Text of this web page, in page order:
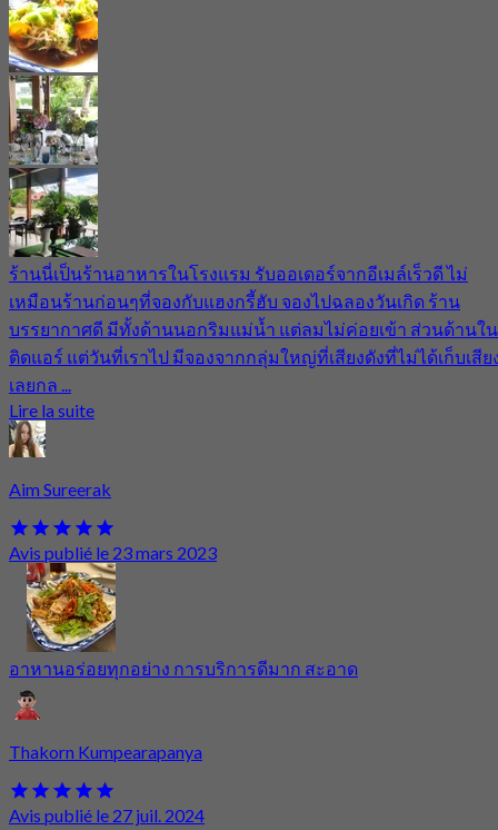
ร้านนี่เป็นร้านอาหารในโรงแรม รับออเดอร์จากอีเมล์เร็วดี ไม่
เหมือนร้านก่อนๆที่จองกับแฮงกรี้ฮับ จองไปฉลองวันเกิด ร้าน
บรรยากาศดี มีทั้งด้านนอกริมแม่น้ำ แต่ลมไม่ค่อยเข้า ส่วนด้านใน
ติดแอร์ แต่วันที่เราไป มีจองจากกลุ่มใหญ่ที่เสียงดังที่ไม่ได้เก็บเสีย
เลยกล ...
Lire la suite
Aim Sureerak
Avis publié le 23 mars 2023
อาหานอร่อยทุกอย่าง การบริการดีมาก สะอาด
Thakorn Kumpearapanya
Avis publié le 27 juil. 2024